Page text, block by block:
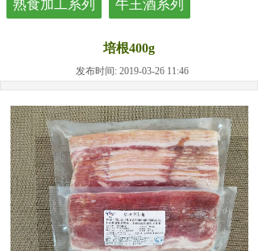
熟食加工系列 牛王酒系列
培根400g
发布时间: 2019-03-26 11:46